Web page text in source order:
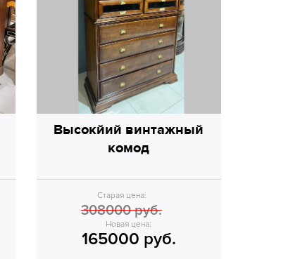
Высокйий винтажный
комод
Старая цена:
308000 руб.
Новая цена:
165000 руб.